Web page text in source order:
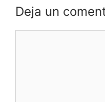
Deja un